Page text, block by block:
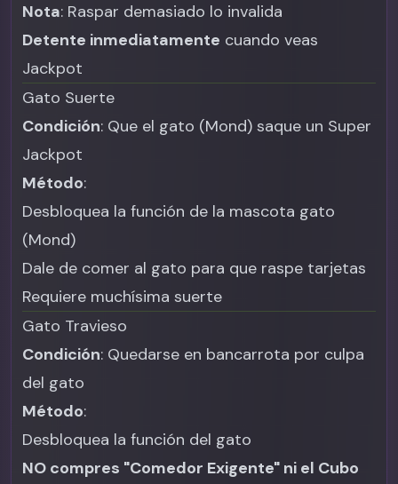
Nota: Raspar demasiado lo invalida
Detente inmediatamente cuando veas
Jackpot
Gato Suerte
Condición: Que el gato (Mond) saque un Super
Jackpot
Método:
Desbloquea la función de la mascota gato
(Mond)
Dale de comer al gato para que raspe tarjetas
Requiere muchísima suerte
Gato Travieso
Condición: Quedarse en bancarrota por culpa
del gato
Método:
Desbloquea la función del gato
NO compres "Comedor Exigente" ni el Cubo